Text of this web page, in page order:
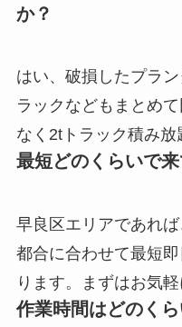
か？
はい、破損したプラ
ラックなどもまとめ
なく2tトラック積み放
最短どのくらいで
早良区エリアであれ
都合に合わせて最短
ります。まずはお気
作業時間はどのく